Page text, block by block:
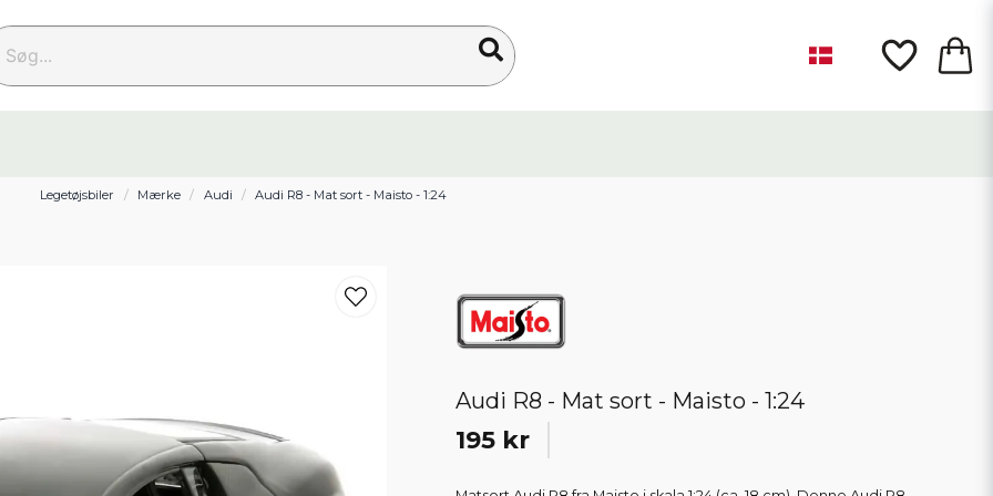
Legetøjsbiler Mærke Audi Audi R8 - Mat sort - Maisto - 1:24
Audi R8 - Mat sort - Maisto - 1:24
195 kr